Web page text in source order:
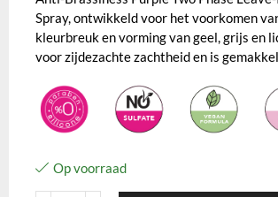
Spray, ontwikkeld voor het voorkomen
kleurbreuk en vorming van geel, grijs en
voor zijdezachte zachtheid en is
Op voorraad